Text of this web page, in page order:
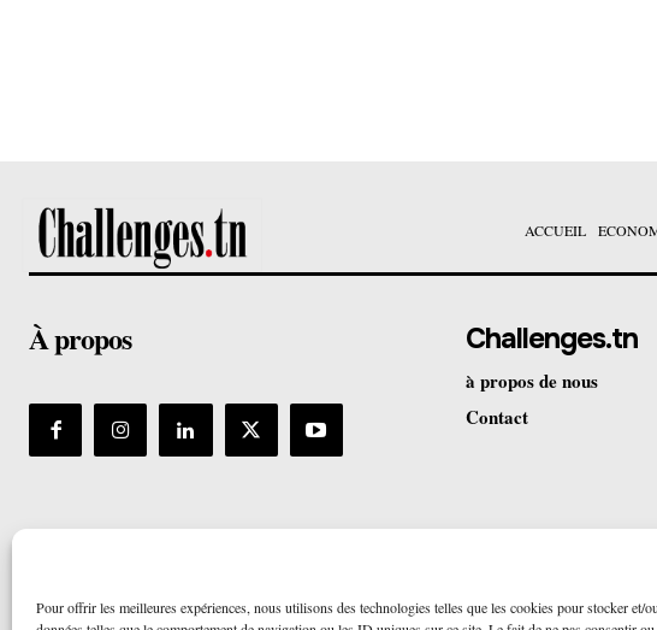
Pour offrir les meilleures expériences, nous utilisons des technologies telles que les cookies pour stocker
ACCUEIL
À propos Challenges.tn
à propos de nous
Contact